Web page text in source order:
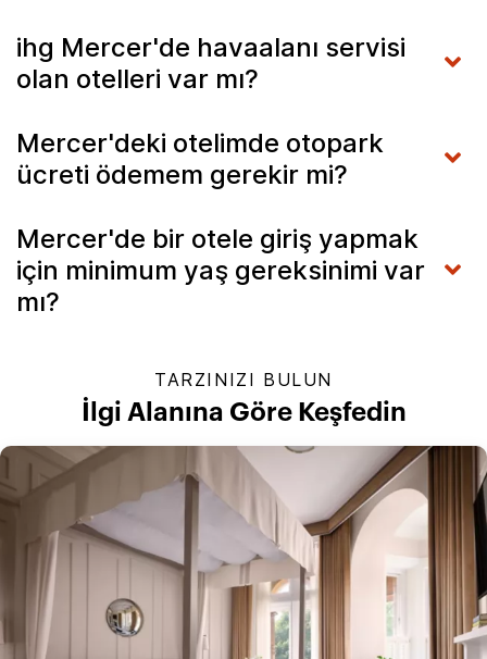
ihg Mercer'de havaalanı servisi
olan otelleri var mı?
Mercer'deki otelimde otopark
ücreti ödemem gerekir mi?
Mercer'de bir otele giriş yapmak
için minimum yaş gereksinimi var
mı?
TARZINIZI BULUN
İlgi Alanına Göre Keşfedin